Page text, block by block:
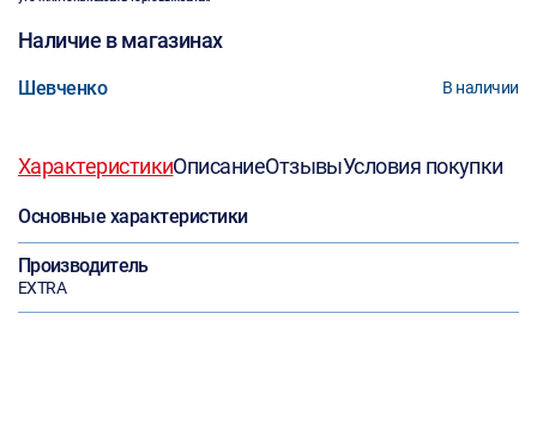
Наличие в магазинах
Шевченко В наличии
ХарактеристикиОписаниеОтзывыУсловия покупки
Основные характеристики
Производитель
EXTRA